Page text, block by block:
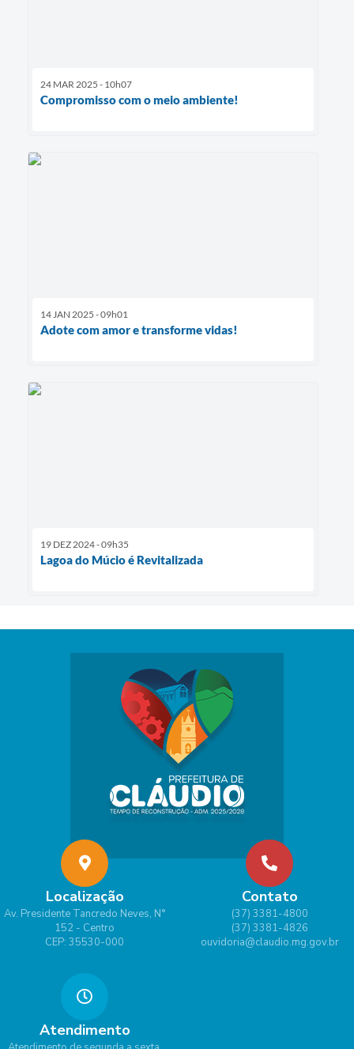
24 MAR 2025 - 10h07
Compromisso com o meio ambiente!
14 JAN 2025 - 09h01
Adote com amor e transforme vidas!
19 DEZ 2024 - 09h35
Lagoa do Múcio é Revitalizada
Localização
Av. Presidente Tancredo Neves, N°
152 - Centro
CEP: 35530-000
Contato
(37) 3381-4800
(37) 3381-4826
ouvidoria@claudio.mg.gov.br
Atendimento